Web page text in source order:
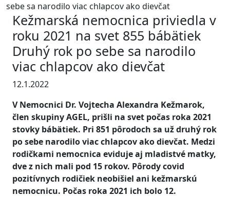
sebe sa narodilo viac chlapcov ako dievčat
Kežmarská nemocnica priviedla v
roku 2021 na svet 855 bábätiek
Druhý rok po sebe sa narodilo
viac chlapcov ako dievčat
12.1.2022
V Nemocnici Dr. Vojtecha Alexandra Kežmarok,
člen skupiny AGEL, prišli na svet počas roka 2021
stovky bábätiek. Pri 851 pôrodoch sa už druhý rok
po sebe narodilo viac chlapcov ako dievčat. Medzi
rodičkami nemocnica eviduje aj mladistvé matky,
dve z nich mali pod 15 rokov. Pôrody covid
pozitívnych rodičiek neobišiel ani kežmarskú
nemocnicu. Počas roka 2021 ich bolo 12.